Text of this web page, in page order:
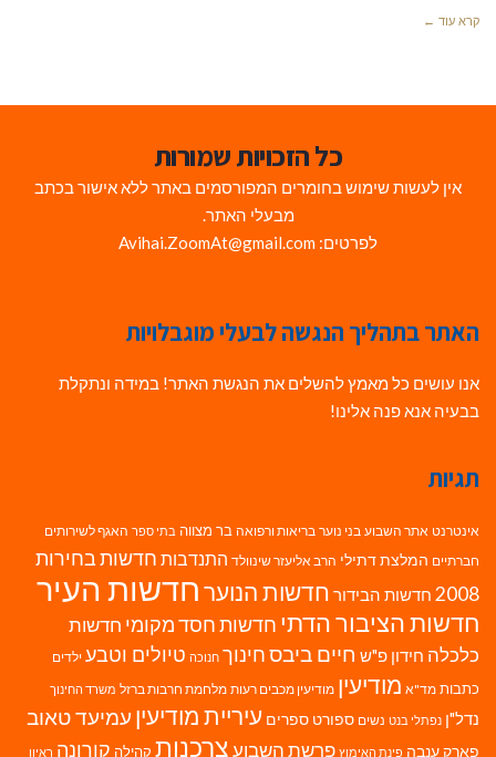
קרא עוד ←
כל הזכויות שמורות
אין לעשות שימוש בחומרים המפורסמים באתר ללא אישור בכתב
מבעלי האתר.
לפרטים: Avihai.ZoomAt@gmail.com
האתר בתהליך הנגשה לבעלי מוגבלויות
אנו עושים כל מאמץ להשלים את הנגשת האתר! במידה ונתקלת
בבעיה אנא פנה אלינו!
תגיות
אינטרנט אתר השבוע בני נוער בריאות ורפואה בר מצווה בתי ספר האגף לשירותים
חברתיים המלצת דתילי הרב אליעזר שינוולד התנדבות חדשות בחירות
2008 חדשות הבידור חדשות הנוערחדשות העיר
חדשות הציבור הדתי חדשות חסד מקומי חדשות
כלכלה חידון פ"ש חיים ביבסחינוך חנוכה טיולים וטבע ילדים
כתבות מד"א מודיעין מודיעין מכבים רעות מלחמת חרבות ברזל משרד החינוך
נדל"ן נפתלי בנט נשים ספורט ספרים עיריית מודיעין עמיעד טאוב
פארק ענבה פינת האימוץ פרשת השבועצרכנות קהילה קורונה ראיון